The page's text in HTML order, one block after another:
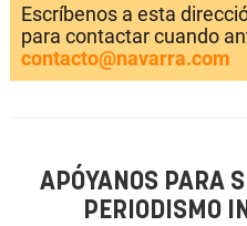
Escríbenos a esta
para contactar cuando
contacto@navarra.com
APÓYANOS PARA
PERIODISMO